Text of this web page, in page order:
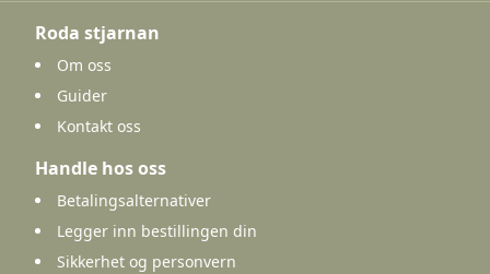
Roda stjarnan
Om oss
Guider
Kontakt oss
Handle hos oss
Betalingsalternativer
Legger inn bestillingen din
Sikkerhet og personvern